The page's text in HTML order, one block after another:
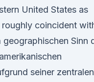
United States as
coincident
Sinn
seiner zentralen